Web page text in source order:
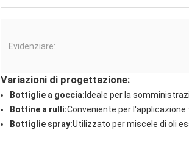
Evidenziare:
Variazioni di progettazione:
Bottiglie a goccia: Ideale per la
Bottine a rulli:Conveniente per
Bottiglie spray:Utilizzato per miscele di oli